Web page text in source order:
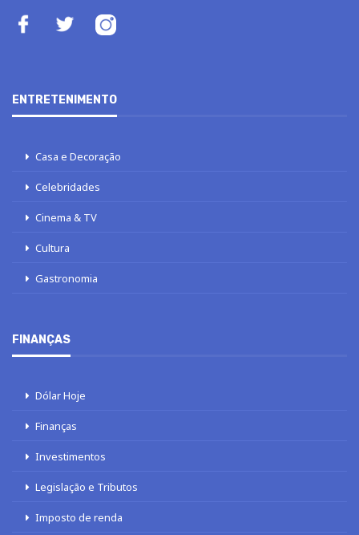
ENTRETENIMENTO
Casa e Decoração
Celebridades
Cinema & TV
Cultura
Gastronomia
FINANÇAS
Dólar Hoje
Finanças
Investimentos
Legislação e Tributos
Imposto de renda